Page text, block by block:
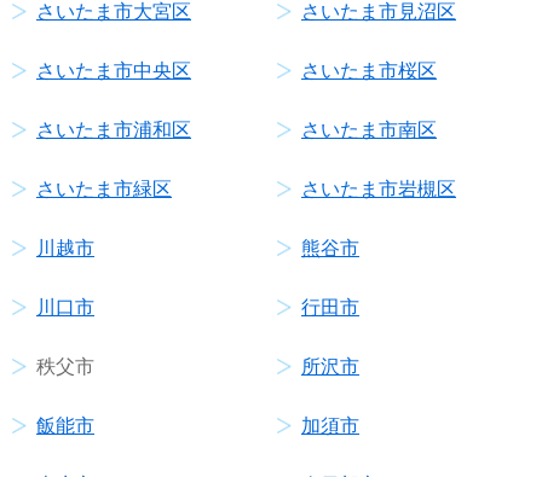
さいたま市大宮区 さいたま市見沼区
さいたま市中央区 さいたま市桜区
さいたま市浦和区 さいたま市南区
さいたま市緑区 さいたま市岩槻区
川越市 熊谷市
川口市 行田市
秩父市 所沢市
飯能市 加須市